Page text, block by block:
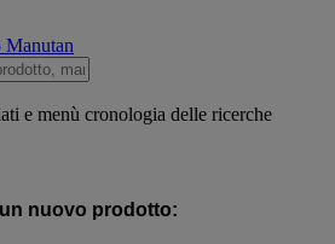
e menù cronologia delle ricerche
un nuovo prodotto: